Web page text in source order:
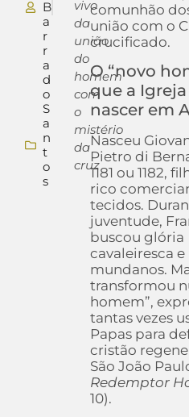
B
a
r
r
a
d
o
S
a
n
t
o
s
vivo
da
união
do
homem
com
o
mistério
da
cruz
comunhão
união com o
crucificado.
O “novo
que a
nascer em
Nasceu
Pietro di
1181 ou 1182,
rico
tecidos.
juventude,
buscou glória
cavaleiresca e
mundanos.
transformou
homem”,
tantas vezes
Papas para
cristão
São João
Redemptor
10).